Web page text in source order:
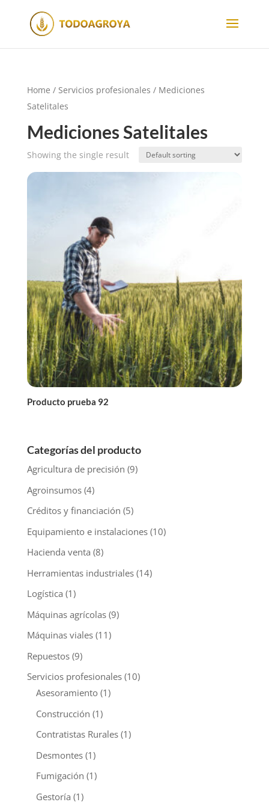
Home / Servicios profesionales / Mediciones
Satelitales
Mediciones Satelitales
Showing the single result
Producto prueba 92
Categorías del producto
Agricultura de precisión (9)
Agroinsumos (4)
Créditos y financiación (5)
Equipamiento e instalaciones (10)
Hacienda venta (8)
Herramientas industriales (14)
Logística (1)
Máquinas agrícolas (9)
Máquinas viales (11)
Repuestos (9)
Servicios profesionales (10)
Asesoramiento (1)
Construcción (1)
Contratistas Rurales (1)
Desmontes (1)
Fumigación (1)
Gestoría (1)